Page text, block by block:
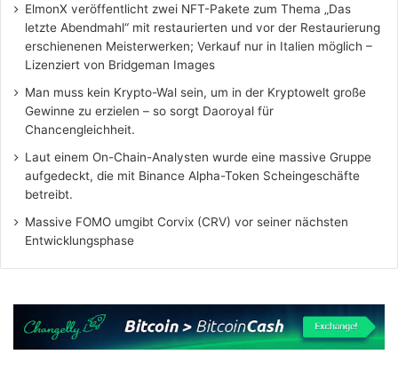
ElmonX veröffentlicht zwei NFT-Pakete zum Thema „Das
letzte Abendmahl“ mit restaurierten und vor der Restaurierung
erschienenen Meisterwerken; Verkauf nur in Italien möglich –
Lizenziert von Bridgeman Images
Man muss kein Krypto-Wal sein, um in der Kryptowelt große
Gewinne zu erzielen – so sorgt Daoroyal für
Chancengleichheit.
Laut einem On-Chain-Analysten wurde eine massive Gruppe
aufgedeckt, die mit Binance Alpha-Token Scheingeschäfte
betreibt.
Massive FOMO umgibt Corvix (CRV) vor seiner nächsten
Entwicklungsphase